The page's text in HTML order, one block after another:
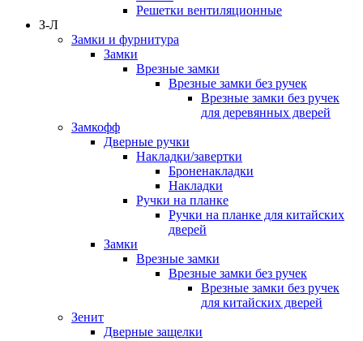
Решетки вентиляционные
З-Л
Замки и фурнитура
Замки
Врезные замки
Врезные замки без ручек
Врезные замки без ручек
для деревянных дверей
Замкофф
Дверные ручки
Накладки/завертки
Броненакладки
Накладки
Ручки на планке
Ручки на планке для китайских
дверей
Замки
Врезные замки
Врезные замки без ручек
Врезные замки без ручек
для китайских дверей
Зенит
Дверные защелки